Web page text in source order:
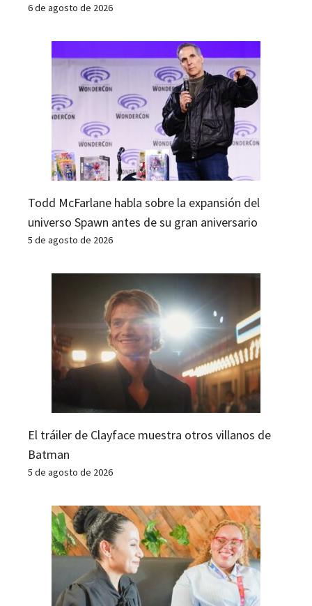
6 de agosto de 2026
Todd McFarlane habla sobre la expansión del
universo Spawn antes de su gran aniversario
5 de agosto de 2026
El tráiler de Clayface muestra otros villanos de
Batman
5 de agosto de 2026